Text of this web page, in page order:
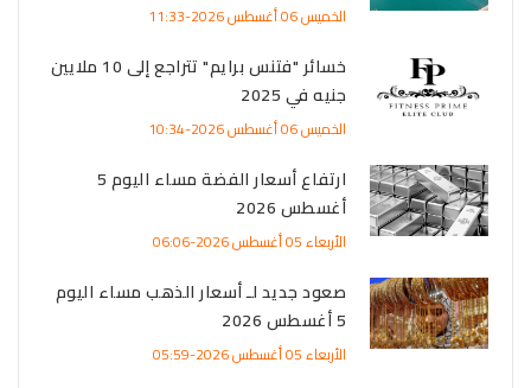
الخميس 06 أغسطس 2026-11:33
خسائر "فتنس برايم" تتراجع إلى 10 ملايين
جنيه في 2025
الخميس 06 أغسطس 2026-10:34
ارتفاع أسعار الفضة مساء اليوم 5
أغسطس 2026
الأربعاء 05 أغسطس 2026-06:06
صعود جديد لـ أسعار الذهب مساء اليوم
5 أغسطس 2026
الأربعاء 05 أغسطس 2026-05:59